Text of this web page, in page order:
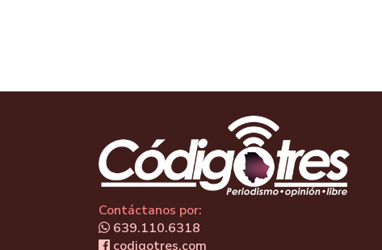
Contáctanos por:
639.110.6318
codigotres.com